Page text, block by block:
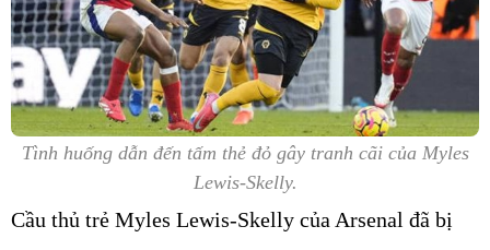
Tình huống dẫn đến tấm thẻ đỏ gây tranh cãi của Myles
Lewis-Skelly.
Cầu thủ trẻ Myles Lewis-Skelly của Arsenal đã bị